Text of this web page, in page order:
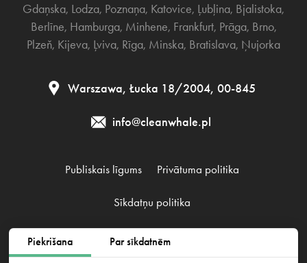
Piekrišana Par sīkdatnēm
Gdaņska, Lodza, Poznaņa, Katovice, Ļubļina, Bjalistoka,
Berlīne, Hamburga, Minhene, Frankfurt, Prāga, Brno,
Plzeň, Kijeva, Ļviva, Rīga, Minska, Bratislava, Ņujorka
Warszawa, Łucka 18/2004, 00-845
info@cleanwhale.pl
Publiskais līgums Privātuma politika
Sīkdatņu politika
Clean Whale Sp. z o.o., KRS 0000868230, NIP: 6751738063,
REGON: 38745511400000